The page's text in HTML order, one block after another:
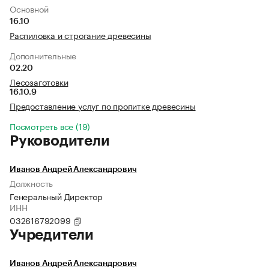
Основной
16.10
Распиловка и строгание древесины
Дополнительные
02.20
Лесозаготовки
16.10.9
Предоставление услуг по пропитке древесины
Посмотреть все (19)
Руководители
Иванов Андрей Александрович
Должность
Генеральный Директор
ИНН
032616792099
Учредители
Иванов Андрей Александрович